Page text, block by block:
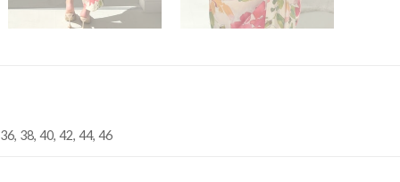
36, 38, 40, 42, 44, 46